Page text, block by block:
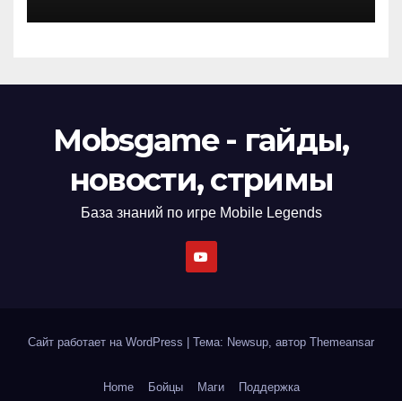
Mobsgame - гайды,
новости, стримы
База знаний по игре Mobile Legends
Сайт работает на WordPress Тема: Newsup, автор Themeansar
Home Бойцы Маги Поддержка